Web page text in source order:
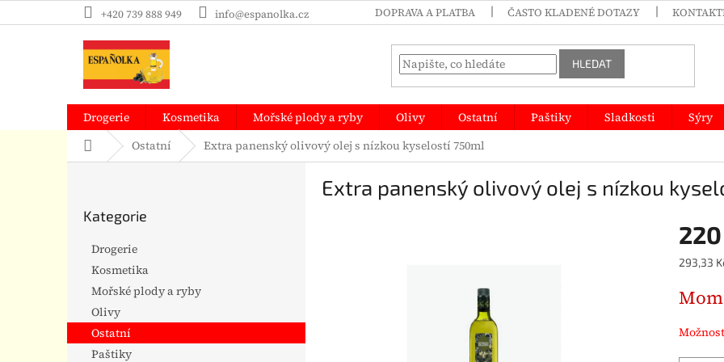
na
+420 739 888 949 info@espanolka.cz DOPRAVA A PLATBA ČASTO KLADENÉ DOTAZY
HLEDAT
Drogerie Kosmetika Mořské plody a ryby Olivy Ostatní Paštiky Sladkosti Sýry
Domů Ostatní Extra panenský olivový olej s nízkou kyselostí 750ml
a
kategorie
Kategorie
Drogerie
Kosmetika
Mořské plody a ryby
Olivy
Ostatní
Paštiky
Extra panenský olivový olej s nízkou
Měrná
293,33